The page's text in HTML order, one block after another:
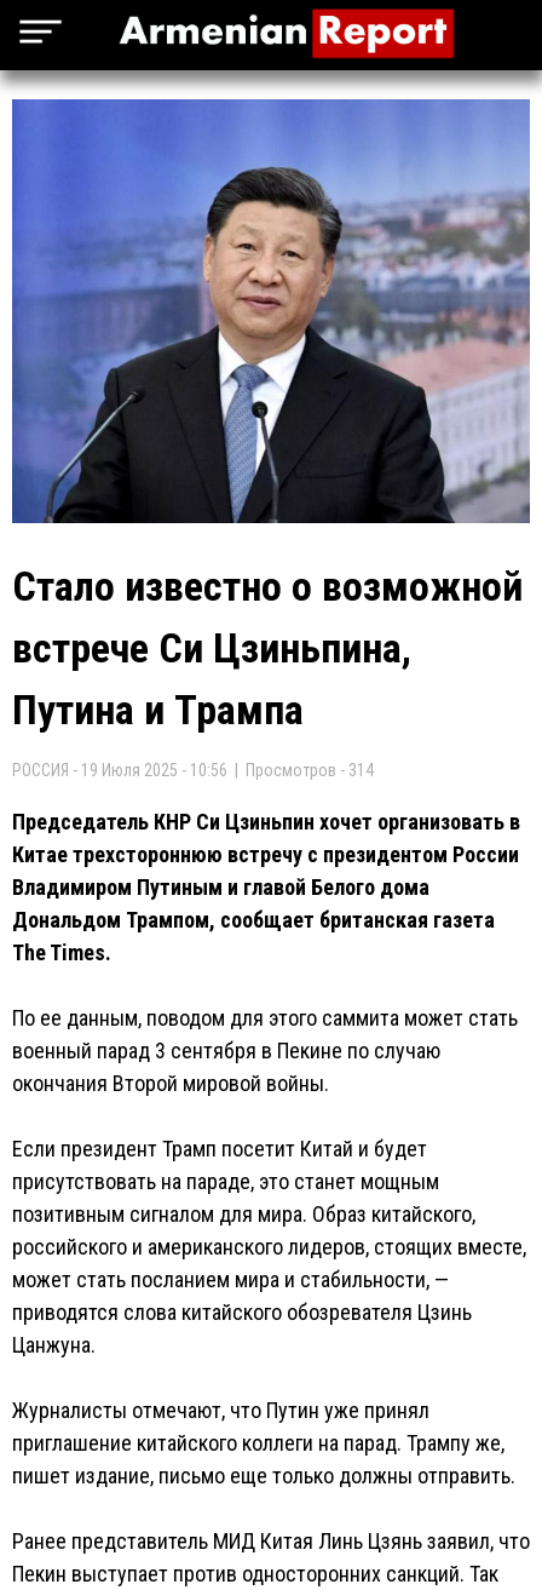
Стало известно о возможной
встрече Си Цзиньпина,
Путина и Трампа
РОССИЯ - 19 Июля 2025 - 10:56 | Просмотров - 314
Председатель КНР Си Цзиньпин хочет организовать в
Китае трехстороннюю встречу с президентом России
Владимиром Путиным и главой Белого дома
Дональдом Трампом, сообщает британская газета
The Times.
По ее данным, поводом для этого саммита может стать
военный парад 3 сентября в Пекине по случаю
окончания Второй мировой войны.
Если президент Трамп посетит Китай и будет
присутствовать на параде, это станет мощным
позитивным сигналом для мира. Образ китайского,
российского и американского лидеров, стоящих вместе,
может стать посланием мира и стабильности, —
приводятся слова китайского обозревателя Цзинь
Цанжуна.
Журналисты отмечают, что Путин уже принял
приглашение китайского коллеги на парад. Трампу же,
пишет издание, письмо еще только должны отправить.
Ранее представитель МИД Китая Линь Цзянь заявил, что
Пекин выступает против односторонних санкций. Так